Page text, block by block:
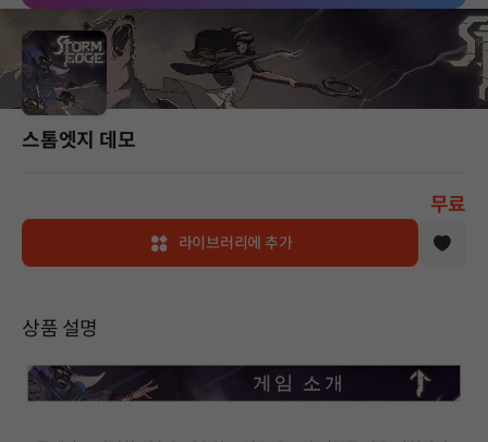
스톰엣지 데모
무료
라이브러리에 추가
상품 설명